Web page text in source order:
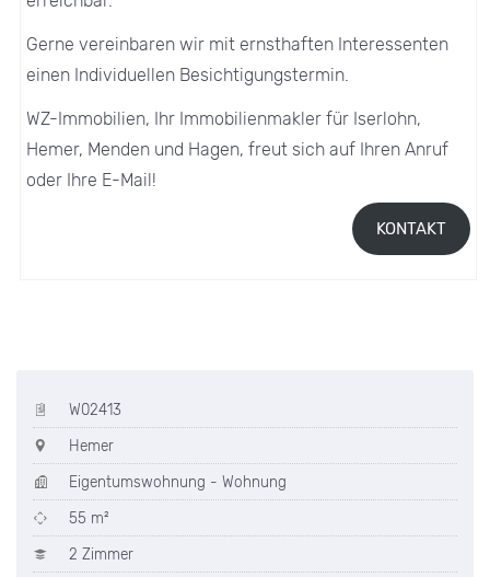
Gerne vereinbaren wir mit ernsthaften Interessenten
einen Individuellen Besichtigungstermin.
WZ-Immobilien, Ihr Immobilienmakler für Iserlohn,
Hemer, Menden und Hagen, freut sich auf Ihren Anruf
oder Ihre E-Mail!
KONTAKT
W02413
Hemer
Eigentumswohnung - Wohnung
55 m²
2 Zimmer